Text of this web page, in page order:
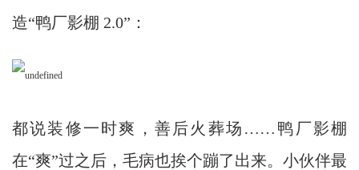
造“鸭厂影棚 2.0”：
都说装修一时爽，善后火葬场……鸭厂影棚
在“爽”过之后，毛病也挨个蹦了出来。小伙伴最